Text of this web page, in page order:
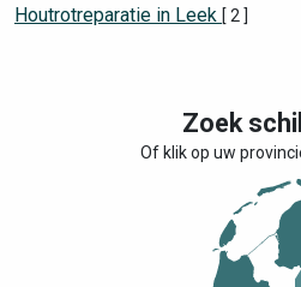
Houtrotreparatie in Leek [ 2 ]
Zoek
Of klik op uw